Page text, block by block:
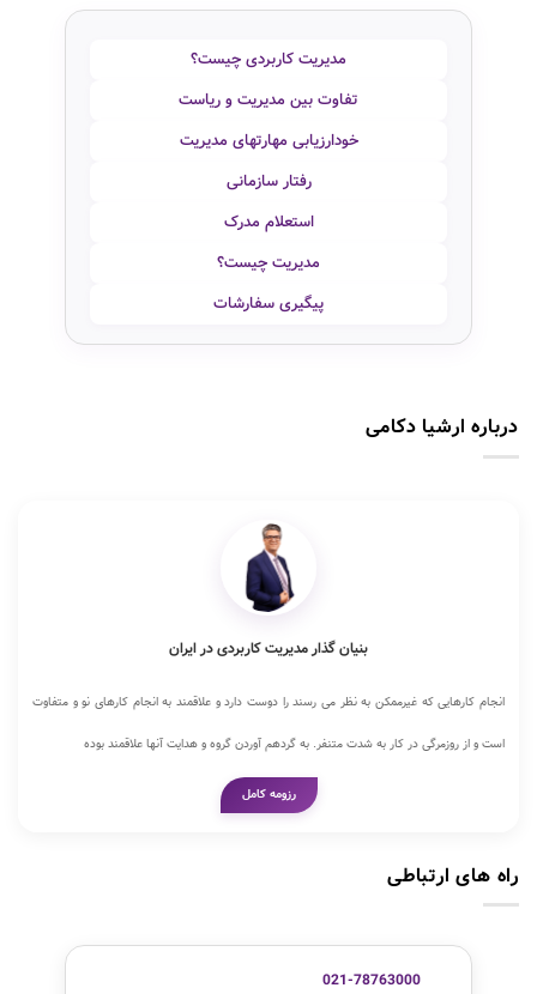
مدیریت کاربردی چیست؟
تفاوت بین مدیریت و ریاست
خودارزیابی مهارتهای مدیریت
رفتار سازمانی
استعلام مدرک
مدیریت چیست؟
پیگیری سفارشات
درباره ارشیا دکامی
بنیان گذار مدیریت کاربردی در ایران
انجام کارهایی که غیرممکن به نظر می رسند را دوست دارد و علاقمند به انجام کارهای نو و متفاوت
است و از روزمرگی در کار به شدت متنفر. به گردهم آوردن گروه و هدایت آنها علاقمند بوده
رزومه کامل
راه های ارتباطی
021-78763000